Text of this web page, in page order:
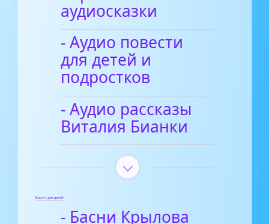
аудиосказки
- Аудио повести
для детей и
подростков
- Аудио рассказы
Виталия Бианки
Басни для детей
- Басни Крылова